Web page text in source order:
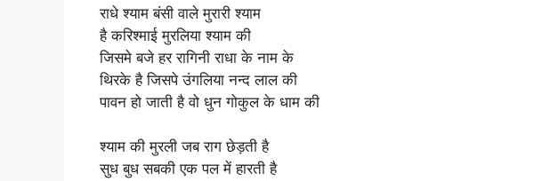
राधे श्याम बंसी वाले मुरारी श्याम
है करिश्माई मुरलिया श्याम की
जिसमे बजे हर रागिनी राधा के नाम के
थिरके है जिसपे उंगलिया नन्द लाल की
पावन हो जाती है वो धुन गोकुल के धाम की
श्याम की मुरली जब राग छेड़ती है
सुध बुध सबकी एक पल में हारती है